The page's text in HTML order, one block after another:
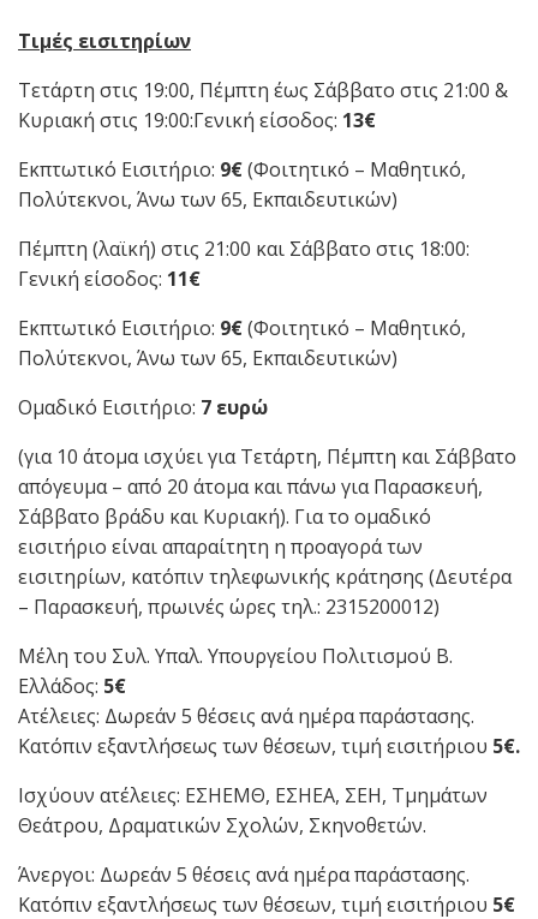
Τιμές εισιτηρίων
Τετάρτη στις 19:00, Πέμπτη έως Σάββατο στις 21:00 &
Κυριακή στις 19:00:Γενική είσοδος: 13€
Εκπτωτικό Εισιτήριο: 9€(Φοιτητικό – Μαθητικό,
Πολύτεκνοι, Άνω των 65, Εκπαιδευτικών)
Πέμπτη (λαϊκή) στις 21:00 και Σάββατο στις 18:00:
Γενική είσοδος: 11€
Εκπτωτικό Εισιτήριο: 9€(Φοιτητικό – Μαθητικό,
Πολύτεκνοι, Άνω των 65, Εκπαιδευτικών)
Ομαδικό Εισιτήριο: 7 ευρώ
(για 10 άτομα ισχύει για Τετάρτη, Πέμπτη και Σάββατο
απόγευμα – από 20 άτομα και πάνω για Παρασκευή,
Σάββατο βράδυ και Κυριακή). Για το ομαδικό
εισιτήριο είναι απαραίτητη η προαγορά των
εισιτηρίων, κατόπιν τηλεφωνικής κράτησης (Δευτέρα
– Παρασκευή, πρωινές ώρες τηλ.: 2315200012)
Μέλη του Συλ. Υπαλ. Υπουργείου Πολιτισμού Β.
Ελλάδος: 5€
Ατέλειες: Δωρεάν 5 θέσεις ανά ημέρα παράστασης.
Κατόπιν εξαντλήσεως των θέσεων, τιμή εισιτήριου 5€.
Ισχύουν ατέλειες: ΕΣΗΕΜΘ, ΕΣΗΕΑ, ΣΕΗ, Τμημάτων
Θεάτρου, Δραματικών Σχολών, Σκηνοθετών.
Άνεργοι: Δωρεάν 5 θέσεις ανά ημέρα παράστασης.
Κατόπιν εξαντλήσεως των θέσεων, τιμή εισιτήριου 5€